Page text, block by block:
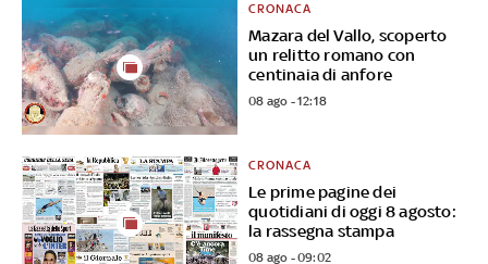
Mazara del Vallo, scoperto
un relitto romano con
centinaia di anfore
CRONACA
08 ago - 12:18
Le prime pagine dei
quotidiani di oggi 8 agosto:
la rassegna stampa
CRONACA
08 ago - 09:02